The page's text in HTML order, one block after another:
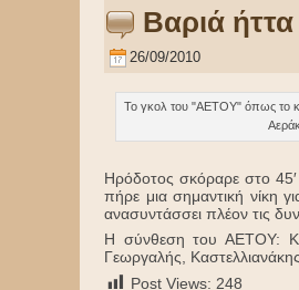
Βαριά
26/09/2010
Το γκολ του "ΑΕΤΟΥ" όπως το
Ηρόδοτος σκόραρε στο
πήρε μια σημαντική νίκη
ανασυντάσσει πλέον τις
Η σύνθεση του ΑΕΤΟΥ:
Γεωργαλής,
Post Views: 248